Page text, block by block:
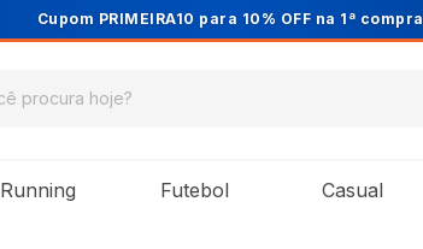
Cupom PRIMEIRA10 para 10% OFF na 1ª compra
Running Futebol Casual